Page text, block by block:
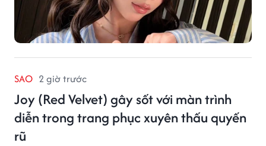
SAO 2 giờ trước
Joy (Red Velvet) gây sốt với màn trình
diễn trong trang phục xuyên thấu quyến
rũ